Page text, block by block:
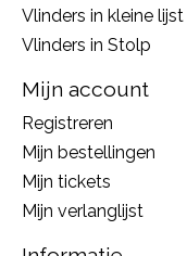
Vlinders in kleine lijst
Vlinders in Stolp
Mijn account
Registreren
Mijn bestellingen
Mijn tickets
Mijn verlanglijst